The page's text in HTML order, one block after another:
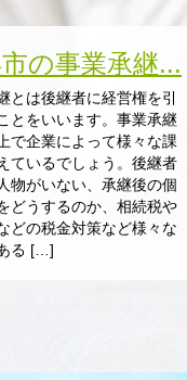
の事業承継...
とは後継者に経営権を引
とをいいます。事業承継
で企業によって様々な課
ているでしょう。後継者
物がいない、承継後の個
どうするのか、相続税や
どの税金対策など様々な
る […]